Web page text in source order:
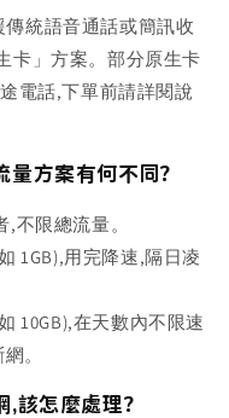
統語音通話或簡訊收
卡」方案。部分原生卡
電話,下單前請詳閱說
量方案有何不同?
不限總流量。
1GB),用完降速,隔日凌
10GB),在天數內不限速
。
,該怎麼處理?